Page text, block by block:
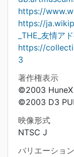
https://
https://
_THE_友情ア
https://
3
著作権表示
©2003 HuneX
©2003 D3
映像形式
NTSC J
バリエーショ